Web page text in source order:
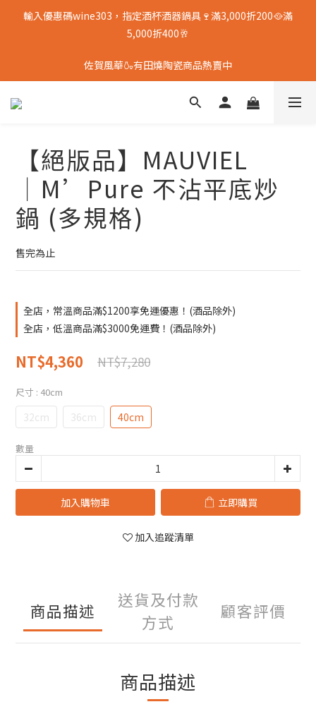
輸入優惠碼wine303，指定酒杯酒器鍋具🍷滿3,000折200🥘滿
5,000折400🥂
佐賀風華🍶有田燒陶瓷商品熱賣中
【絕版品】MAUVIEL
│M’Pure 不沾平底炒
鍋 (多規格)
售完為止
全店，常溫商品滿$1200享免運優惠！(酒品除外)
全店，低溫商品滿$3000免運費！(酒品除外)
NT$7,280
NT$4,360
尺寸 : 40cm
32cm 36cm 40cm
數量
加入購物車 立即購買
加入追蹤清單
商品描述
送貨及付款
方式
顧客評價
商品描述